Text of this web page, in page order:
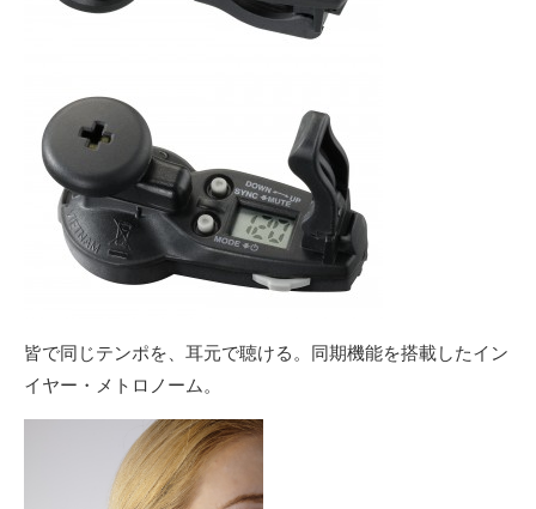
皆で同じテンポを、耳元で聴ける。同期機能を搭載したイン
イヤー・メトロノーム。